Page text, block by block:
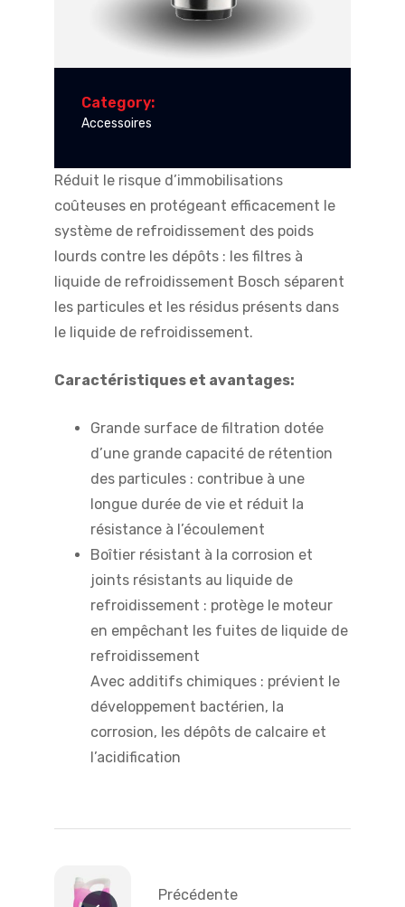
Category:
Accessoires
Réduit le risque d’immobilisations
coûteuses en protégeant efficacement le
système de refroidissement des poids
lourds contre les dépôts : les filtres à
liquide de refroidissement Bosch séparent
les particules et les résidus présents dans
le liquide de refroidissement.
Caractéristiques et avantages:
Grande surface de filtration dotée
d’une grande capacité de rétention
des particules : contribue à une
longue durée de vie et réduit la
résistance à l’écoulement
Boîtier résistant à la corrosion et
joints résistants au liquide de
refroidissement : protège le moteur
en empêchant les fuites de liquide de
refroidissement
Avec additifs chimiques : prévient le
développement bactérien, la
corrosion, les dépôts de calcaire et
l’acidification
de
Précédente